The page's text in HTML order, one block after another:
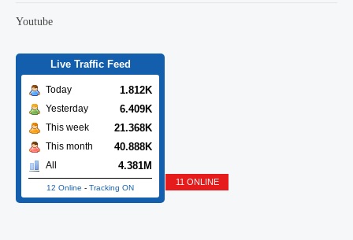
Youtube
Live Traffic Feed
Today 1.812K
Yesterday 6.409K
This week 21.368K
This month 40.888K
All 4.381M
12 Online - Tracking ON
11 ONLINE